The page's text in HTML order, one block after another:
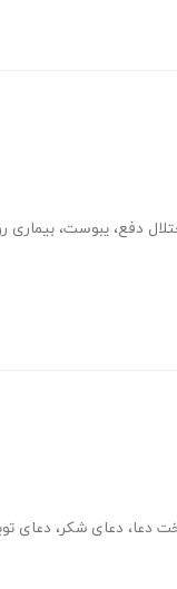
دفع، یبوست، بیماری
دعا، دعای شکر، دعای